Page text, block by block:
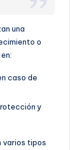
una
o
caso de
y
varios tipos